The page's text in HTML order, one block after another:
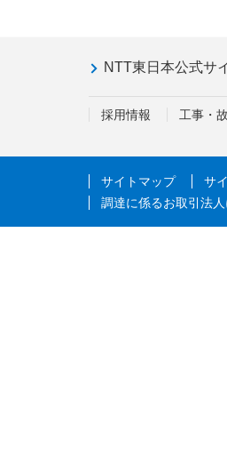
NTT東日本公式サ
採用情報 工事・
サイトマップ サ
調達に係るお取引法